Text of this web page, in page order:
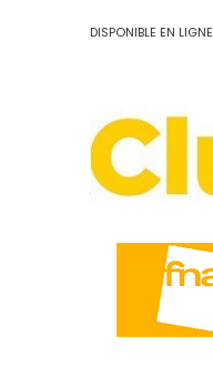
DISPONIBLE EN LIGNE